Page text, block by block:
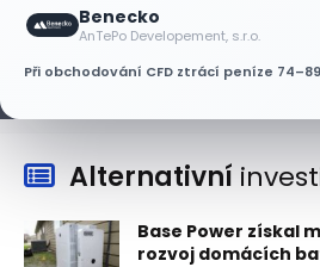
Benecko
AnTePo Developement, s.r.o.
Při obchodování CFD ztrácí peníze
7 SRPNA, 2026
Alternativní
Base Power získal
rozvoj domácích